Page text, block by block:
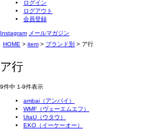
ログイン
ログアウト
会員登録
Instagram メールマガジン
HOME
item ブランド別 ア行
ア行
9件中 1-9件表示
ambai（アンバイ）
WMF（ヴェーエムエフ）
UtaU（ウタウ）
EKO（イーケーオー）